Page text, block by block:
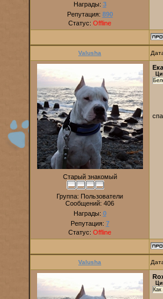
Награды: 3
Репутация: 890
Статус: Offline
Valusha
Старый знакомый
Группа: Пользователи
Сообщений: 406
Награды: 0
Репутация: 7
Статус: Offline
Valusha